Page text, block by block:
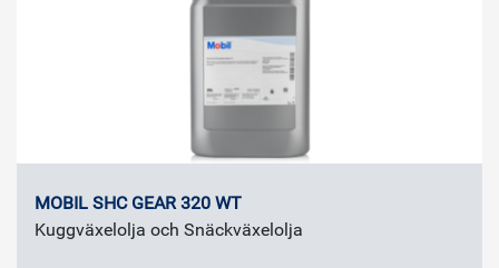
MOBIL SHC GEAR 320 WT
Kuggväxelolja och Snäckväxelolja